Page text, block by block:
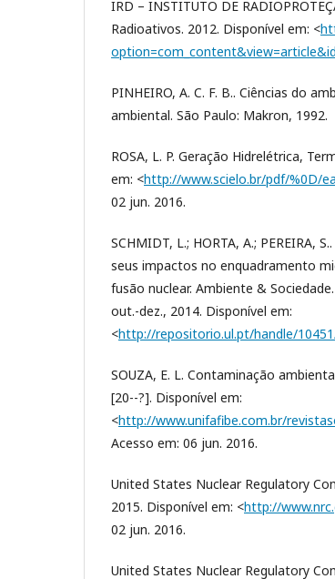
IRD – INSTITUTO DE
Radioativos. 2012. Disponível em: <
PINHEIRO, A. C. F. B.. Ciências do
ambiental. São Paulo: Makron, 1992.
ROSA, L. P. Geração Hidrelétrica,
em: <http://www.scielo.br/pdf/%0D/
02 jun. 2016.
SCHMIDT, L.; HORTA, A.; PEREIRA,
seus impactos no enquadramento
fusão nuclear. Ambiente &
out.-dez., 2014. Disponível em:
<http://repositorio.ul.pt/handle/
SOUZA, E. L. Contaminação
[20--?]. Disponível em:
<http://www.unifafibe.com.br/
Acesso em: 06 jun. 2016.
United States Nuclear Regulatory
2015. Disponível em: <http://
02 jun. 2016.
United States Nuclear Regulatory